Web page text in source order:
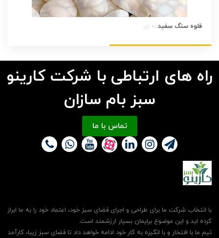
قلوه سنگ سفید
راه های ارتباطی با شرکت کارینو
سبز بام سازان
تماس با ما
با انتخاب شرکت ما برای طراحی و اجرای فضای سبز خود، اعتماد خود را به ما ابراز
کرده اید و این موضوع برایمان بسیار ارزشمند است.
تیم ما با افتخار و با انگیزه به کار خود ادامه خواهد داد تا فضای سبز زیبا، کارآمد